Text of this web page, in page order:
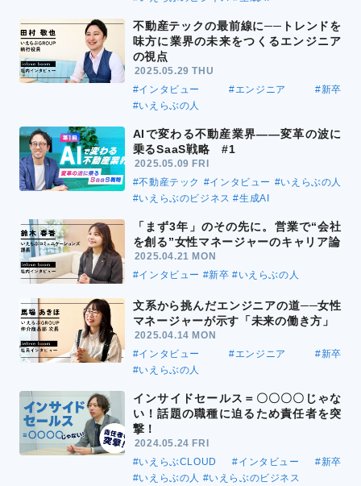
不動産テックの最前線に──トレンドを
味方に業界の未来をつくるエンジニア
の視点
2025.05.29 THU
#インタビュー
#エンジニア
#新卒
#いえらぶの人
AIで変わる不動産業界――変革の波に
乗るSaaS戦略 #1
2025.05.09 FRI
#不動産テック #インタビュー #いえらぶの人
#いえらぶのビジネス #生成AI
「まず3年」のその先に。営業で“会社
を創る”女性マネージャーのキャリア論
2025.04.21 MON
#インタビュー #新卒 #いえらぶの人
文系から挑んだエンジニアの道──女性
マネージャーが示す「未来の働き方」
2025.04.14 MON
#インタビュー
#エンジニア
#新卒
#いえらぶの人
インサイドセールス＝〇〇〇〇じゃな
い！話題の職種に迫るため責任者を突
撃！
2024.05.24 FRI
#いえらぶCLOUD
#インタビュー
#新卒
#いえらぶの人 #いえらぶのビジネス